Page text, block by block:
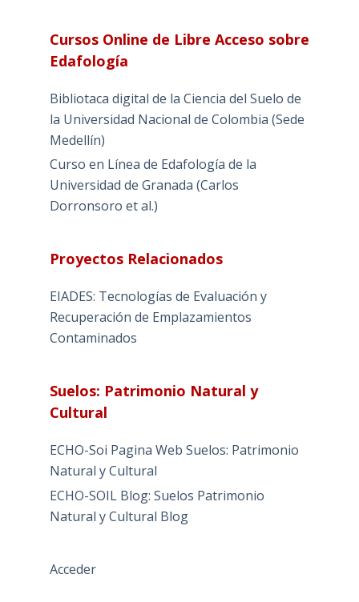
Cursos Online de Libre Acceso sobre
Edafología
Bibliotaca digital de la Ciencia del Suelo de
la Universidad Nacional de Colombia (Sede
Medellín)
Curso en Línea de Edafología de la
Universidad de Granada (Carlos
Dorronsoro et al.)
Proyectos Relacionados
EIADES: Tecnologías de Evaluación y
Recuperación de Emplazamientos
Contaminados
Suelos: Patrimonio Natural y
Cultural
ECHO-Soi Pagina Web Suelos: Patrimonio
Natural y Cultural
ECHO-SOIL Blog: Suelos Patrimonio
Natural y Cultural Blog
Acceder